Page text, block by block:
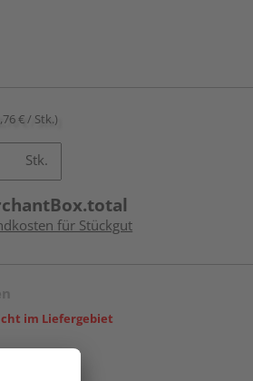
€ / Stk.)
Stk.
für Stückgut
im Liefergebiet